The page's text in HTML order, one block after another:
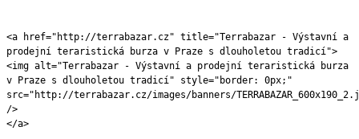
<a href="http://terrabazar.cz" title="Terrabazar - Výstavní a
prodejní teraristická burza v Praze s dlouholetou tradicí">
<img alt="Terrabazar - Výstavní a prodejní teraristická burza
v Praze s dlouholetou tradicí" style="border: 0px;"
src="http://terrabazar.cz/images/banners/
/>
</a>